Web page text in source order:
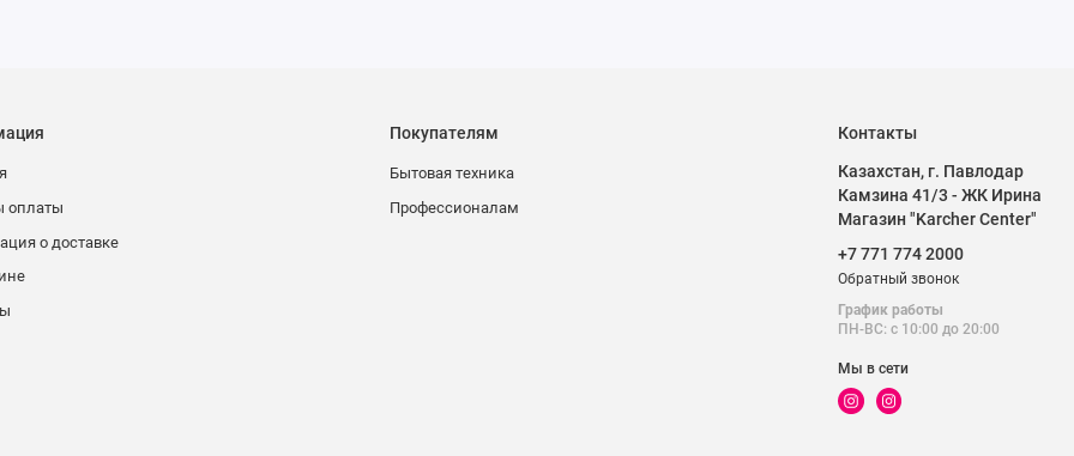
оплаты
о доставке
Покупателям
Бытовая техника
Профессионалам
Контакты
Казахстан, г. Павлодар
Камзина 41/3 - ЖК Ирина
Магазин "Karcher Center"
+7 771 774 2000
Обратный звонок
График работы
ПН-ВС: с 10:00 до 20:00
Мы в сети